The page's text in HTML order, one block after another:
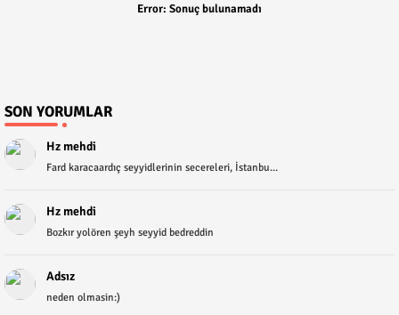
Error: Sonuç bulunamadı
SON YORUMLAR
Hz mehdi
Fard karacaardıç seyyidlerinin secereleri, İstanbu...
Hz mehdi
Bozkır yolören şeyh seyyid bedreddin
Adsız
neden olmasin:)